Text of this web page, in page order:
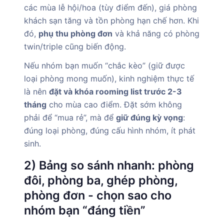
các mùa lễ hội/hoa (tùy điểm đến), giá phòng
khách sạn tăng và tồn phòng hạn chế hơn. Khi
đó, phụ thu phòng đơn và khả năng có phòng
twin/triple cũng biến động.
Nếu nhóm bạn muốn “chắc kèo” (giữ được
loại phòng mong muốn), kinh nghiệm thực tế
là nên đặt và khóa rooming list trước 2-3
tháng cho mùa cao điểm. Đặt sớm không
phải để “mua rẻ”, mà để giữ đúng kỳ vọng:
đúng loại phòng, đúng cấu hình nhóm, ít phát
sinh.
2) Bảng so sánh nhanh: phòng
đôi, phòng ba, ghép phòng,
phòng đơn - chọn sao cho
nhóm bạn “đáng tiền”